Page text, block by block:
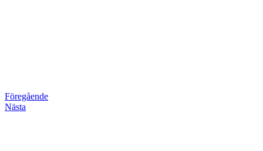
Föregående
Nästa